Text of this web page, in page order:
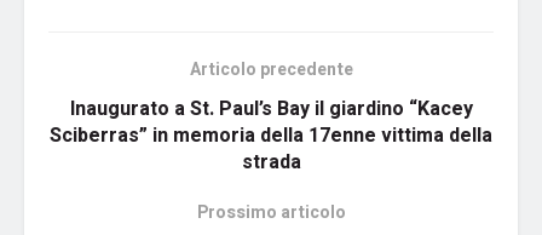
Articolo precedente
Inaugurato a St. Paul’s Bay il giardino “Kacey
Sciberras” in memoria della 17enne vittima della
strada
Prossimo articolo